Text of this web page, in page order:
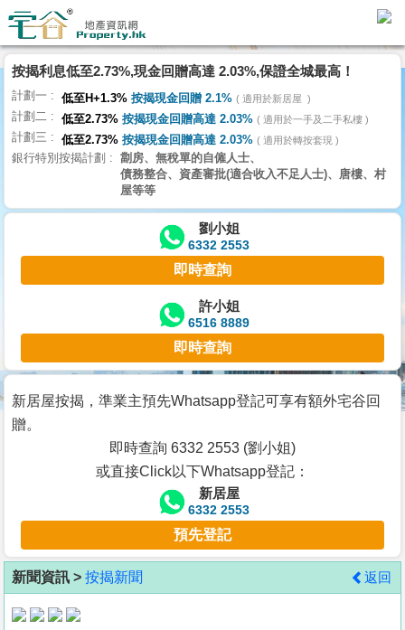
代
理
主
頁
搵
樓/
交
業
主
宅
谷
按
客
地
產
按揭利息低至2.73%,現金回贈高達 2.03%,保證全城最高！
計劃一 低至H+1.3% 按揭現金回贈 2.1% 適用於新居屋
計劃二 低至2.73% 按揭現金回贈高達 2.03% 適用於一手及二手私樓
計劃三 低至2.73% 按揭現金回贈高達 2.03% 適用於轉按套現
銀行特別按揭計劃
劏房、無稅單的自僱人士、
債務整合、資產審批(適合收入不足人士)、唐樓、村
屋等等
劉小姐
6332 2553
即時查詢
許小姐
6516 8889
即時查詢
新居屋按揭，準業主預先Whatsapp登記可享有額外宅谷回
贈。
即時查詢 6332 2553 (劉小姐)
或直接Click以下Whatsapp登記：
新居屋
6332 2553
預先登記
新聞資訊 > 按揭新聞 返回